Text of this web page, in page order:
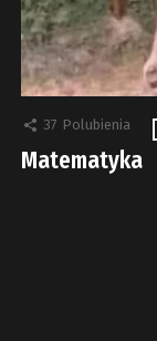
37 Polubienia
Matematyka